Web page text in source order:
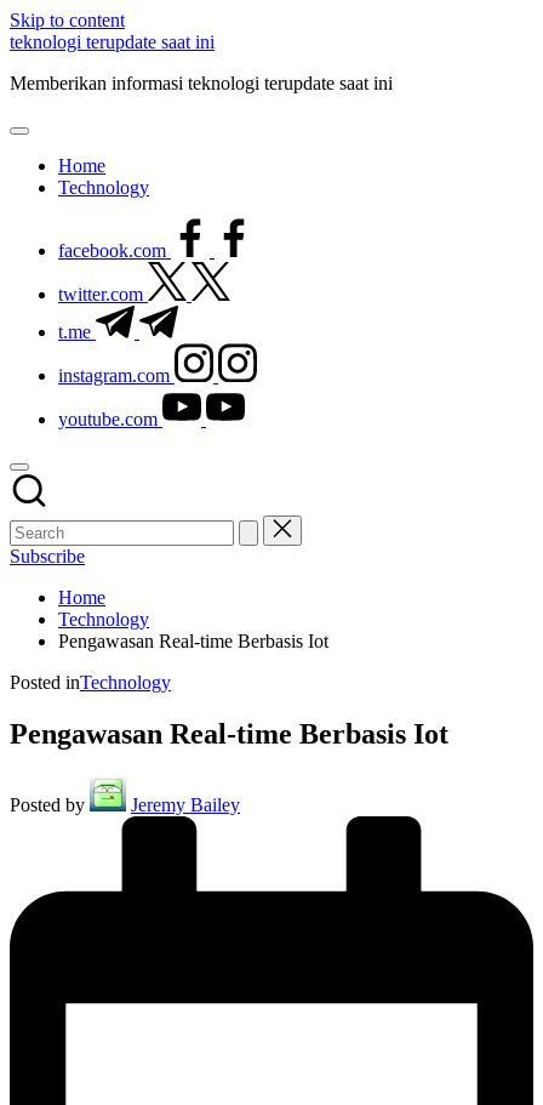
Skip to content
teknologi terupdate saat ini
Memberikan informasi teknologi terupdate saat ini
Home
Technology
facebook.com
twitter.com
t.me
instagram.com
youtube.com
Subscribe
Home
Technology
Pengawasan Real-time Berbasis Iot
Posted inTechnology
Pengawasan Real-time Berbasis Iot
Posted by Jeremy Bailey